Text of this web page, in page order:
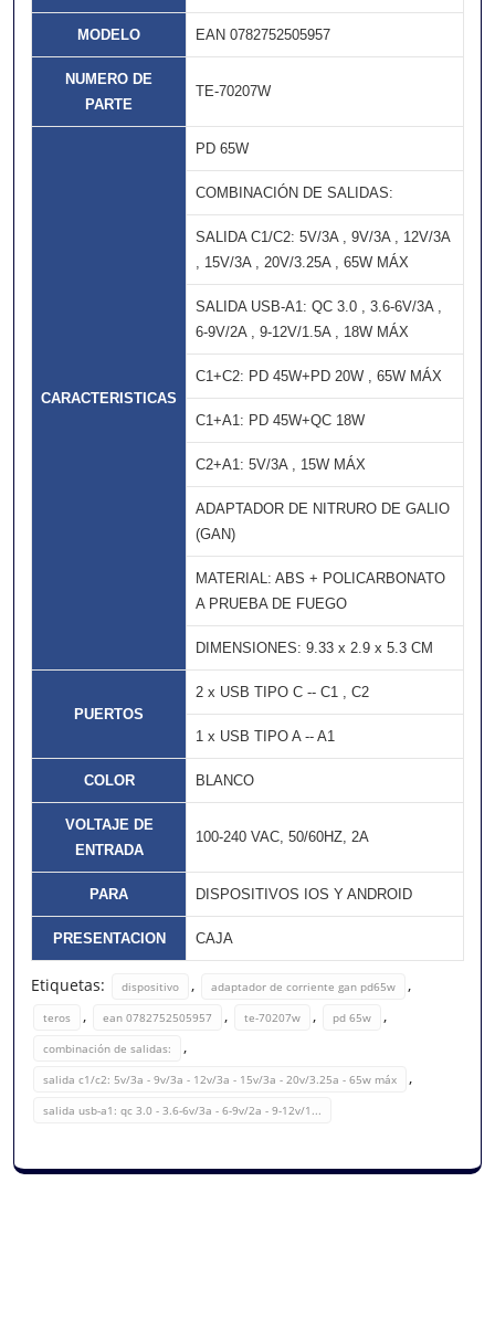
MODELO EAN 0782752505957
NUMERO DE
PARTE
TE-70207W
CARACTERISTICAS
PD 65W
COMBINACIÓN DE SALIDAS:
SALIDA C1/C2: 5V/3A , 9V/3A , 12V/3A
, 15V/3A , 20V/3.25A , 65W MÁX
SALIDA USB-A1: QC 3.0 , 3.6-6V/3A ,
6-9V/2A , 9-12V/1.5A , 18W MÁX
C1+C2: PD 45W+PD 20W , 65W MÁX
C1+A1: PD 45W+QC 18W
C2+A1: 5V/3A , 15W MÁX
ADAPTADOR DE NITRURO DE GALIO
(GAN)
MATERIAL: ABS + POLICARBONATO
A PRUEBA DE FUEGO
DIMENSIONES: 9.33 x 2.9 x 5.3 CM
PUERTOS
2 x USB TIPO C -- C1 , C2
1 x USB TIPO A -- A1
COLOR BLANCO
VOLTAJE DE
ENTRADA
100-240 VAC, 50/60HZ, 2A
PARA DISPOSITIVOS IOS Y ANDROID
PRESENTACION CAJA
Etiquetas: dispositivo , adaptador de corriente gan pd65w ,
teros , ean 0782752505957 , te-70207w , pd 65w ,
combinación de salidas: ,
salida c1/c2: 5v/3a - 9v/3a - 12v/3a - 15v/3a - 20v/3.25a - 65w máx ,
salida usb-a1: qc 3.0 - 3.6-6v/3a - 6-9v/2a - 9-12v/1...